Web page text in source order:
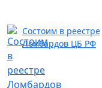
Состоим в реестре
Ломбардов ЦБ РФ